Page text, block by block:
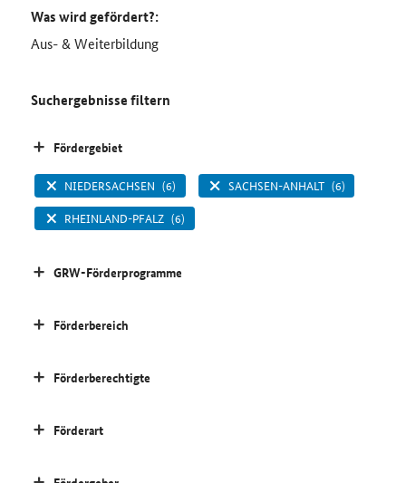
Was wird gefördert?:
Aus- & Weiterbildung
Suchergebnisse filtern
Fördergebiet
NIEDERSACHSEN (6) SACHSEN-ANHALT (6)
RHEINLAND-PFALZ (6)
GRW-Förderprogramme
Förderbereich
Förderberechtigte
Förderart